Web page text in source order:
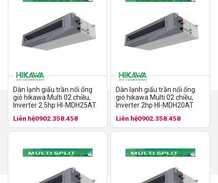
Dàn lạnh giấu trần nối ống
gió hikawa Multi 02 chiều,
Inverter 2.5hp HI-MDH25AT
Liên hệ0902.358.458
Dàn lạnh giấu trần nối ống
gió hikawa Multi 02 chiều,
Inverter 2hp HI-MDH20AT
Liên hệ0902.358.458